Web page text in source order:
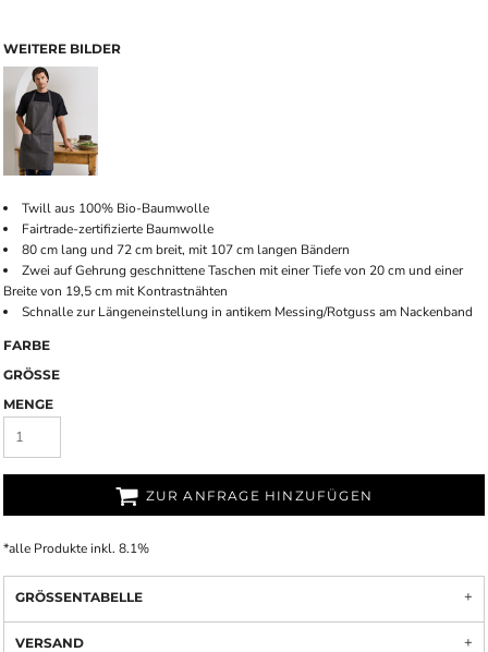
WEITERE BILDER
Twill aus 100% Bio-Baumwolle
Fairtrade-zertifizierte Baumwolle
80 cm lang und 72 cm breit, mit 107 cm langen Bändern
Zwei auf Gehrung geschnittene Taschen mit einer Tiefe von 20 cm und einer
Breite von 19,5 cm mit Kontrastnähten
Schnalle zur Längeneinstellung in antikem Messing/Rotguss am Nackenband
FARBE
GRÖSSE
MENGE
ZUR ANFRAGE HINZUFÜGEN
*alle Produkte inkl. 8.1%
GRÖSSENTABELLE
VERSAND